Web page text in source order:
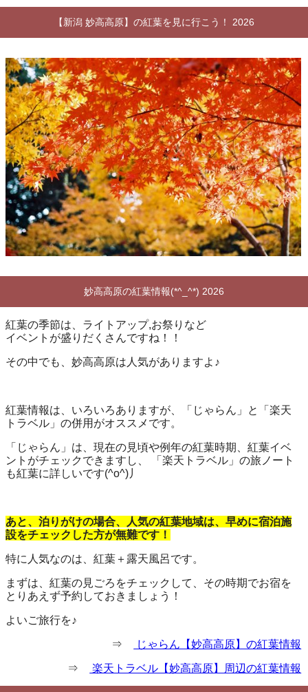
【新潟 妙高高原】の紅葉を見に行こう！ 2026
妙高高原の紅葉情報(*^_^*) 2026
紅葉の季節は、ライトアップ,お祭りなど
イベントが盛りだくさんですね！！
その中でも、妙高高原は人気がありますよ♪
紅葉情報は、いろいろありますが、「じゃらん」と「楽天
トラベル」の併用がオススメです。
「じゃらん」は、現在の見頃や例年の紅葉時期、紅葉イベ
ントがチェックできますし、 「楽天トラベル」の旅ノート
も紅葉に詳しいです(^o^)丿
あと、泊りがけの場合、人気の紅葉地域は、早めに宿泊施
設をチェックした方が無難です！
特に人気なのは、紅葉＋露天風呂です。
まずは、紅葉の見ごろをチェックして、その時期でお宿を
とりあえず予約しておきましょう！
よいご旅行を♪
⇒ じゃらん【妙高高原】の紅葉情報
⇒ 楽天トラベル【妙高高原】周辺の紅葉情報